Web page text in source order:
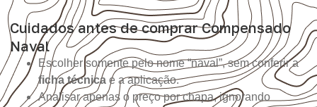
Cuidados antes de comprar Compensado
Naval
Escolher somente pelo nome “naval”, sem conferir a
ficha técnica e a aplicação.
Analisar apenas o preço por chapa, ignorando